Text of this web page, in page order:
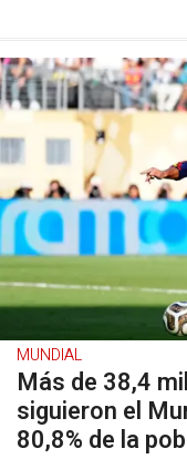
MUNDIAL
Más de 38,4
siguieron el
80,8% de la